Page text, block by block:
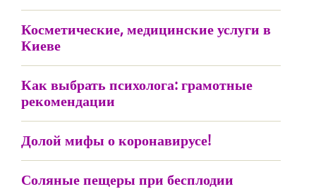
Косметические, медицинские услуги в
Киеве
Как выбрать психолога: грамотные
рекомендации
Долой мифы о коронавирусе!
Соляные пещеры при бесплодии